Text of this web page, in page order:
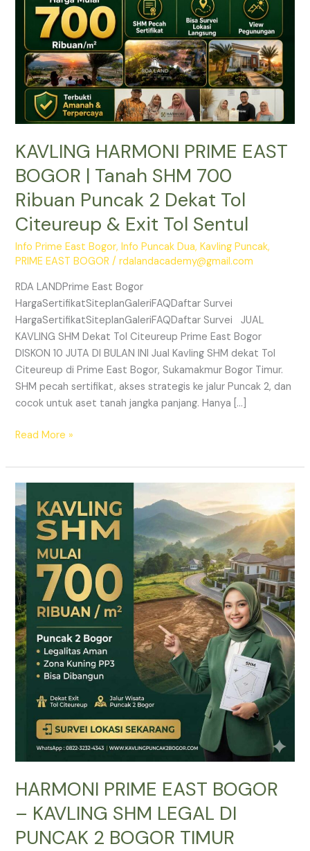
KAVLING HARMONI PRIME EAST
BOGOR | Tanah SHM 700
Ribuan Puncak 2 Dekat Tol
Citeureup & Exit Tol Sentul
Info Prime East Bogor,Info Puncak Dua,Kavling Puncak,
PRIME EAST BOGOR /rdalandacademy@gmail.com
RDA LANDPrime East Bogor
HargaSertifikatSiteplanGaleriFAQDaftar Survei
HargaSertifikatSiteplanGaleriFAQDaftar Survei JUAL
KAVLING SHM Dekat Tol Citeureup Prime East Bogor
DISKON 10 JUTA DI BULAN INI Jual Kavling SHM dekat Tol
Citeureup di Prime East Bogor, Sukamakmur Bogor Timur.
SHM pecah sertifikat, akses strategis ke jalur Puncak 2, dan
cocok untuk aset tanah jangka panjang. Hanya […]
Tanah
700
Ribuan
Puncak
Dekat
Citeureup
Exit
Tol
Read More »
HARMONI PRIME EAST BOGOR
– KAVLING SHM LEGAL DI
PUNCAK 2 BOGOR TIMUR
HARMONI
PRIME
EAST
BOGOR
–
KAVLING
SHM
LEGAL
DI
PUNCAK
2
BOGOR